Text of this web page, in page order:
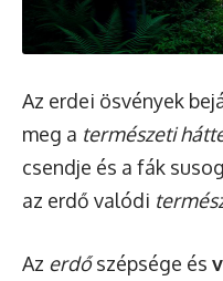
Az erdei ösvények
meg a természeti
csendje és a fák
az erdő valódi
Az erdőszépsége és